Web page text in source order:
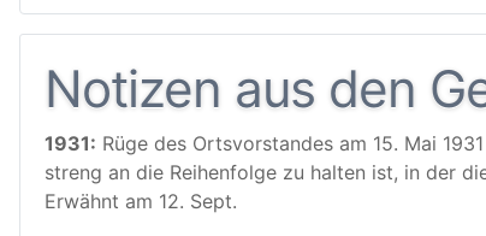
Notizen aus den
1931: Rüge des Ortsvorstandes am 15. Mai
streng an die Reihenfolge zu halten ist, in der
Erwähnt am 12. Sept.